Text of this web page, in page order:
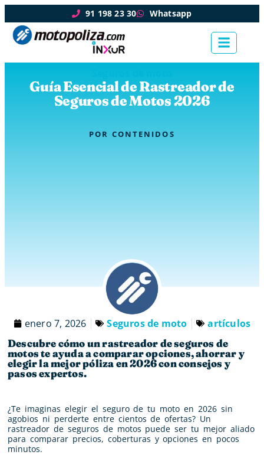
91 198 23 30 Whatsapp
Guía Esencial de Rastreador de
Seguros de Motos 2026
POR CONTENIDOS
enero 7, 2026 Seguros de moto artículos
Descubre cómo un rastreador de seguros de
motos te ayuda a comparar opciones, ahorrar y
elegir la mejor póliza en 2026 con consejos y
pasos expertos.
¿Te imaginas elegir el seguro de tu moto en 2026 sin
agobios ni perderte entre cientos de ofertas? Un
rastreador de seguros de motos puede ser tu mejor aliado
para comparar precios, coberturas y opciones en pocos
minutos.